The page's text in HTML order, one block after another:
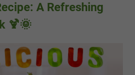
A Refreshing
🍹🌞